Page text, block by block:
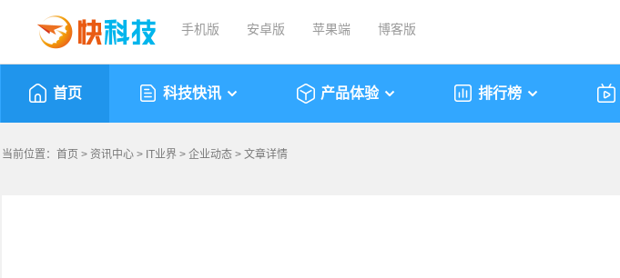
手机版 安卓版 苹果端 博客版
首页 科技快讯 产品体验 排行榜
当前位置： 首页 > 资讯中心 > IT业界 > 企业动态 > 文章详情